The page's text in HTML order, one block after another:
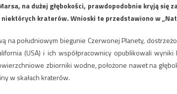
na dużej głębokości, prawdopodobnie kryją się
kraterów. Wnioski te przedstawiono w
na południowym biegunie Czerwonej Planety,
(USA) i ich współpracownicy opublikowali
zbiorniki wodne, położone nawet na
w skałach kraterów.